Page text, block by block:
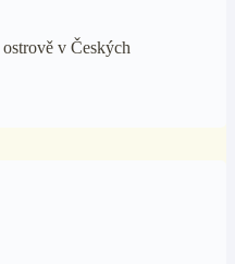
v Českých